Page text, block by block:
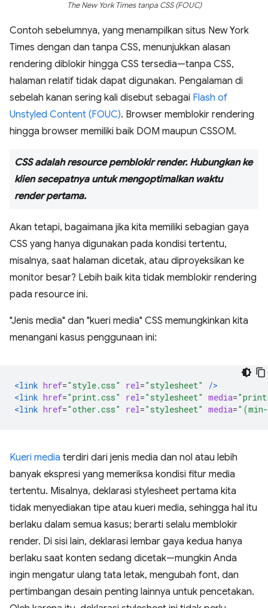
The New York Times tanpa CSS (FOUC)
Contoh sebelumnya, yang menampilkan situs New York
Times dengan dan tanpa CSS, menunjukkan alasan
rendering diblokir hingga CSS tersedia—tanpa CSS,
halaman relatif tidak dapat digunakan. Pengalaman di
sebelah kanan sering kali disebut sebagai Flash of
Unstyled Content (FOUC). Browser memblokir rendering
hingga browser memiliki baik DOM maupun CSSOM.
CSS adalah resource pemblokir render. Hubungkan ke
klien secepatnya untuk mengoptimalkan waktu
render pertama.
Akan tetapi, bagaimana jika kita memiliki sebagian gaya
CSS yang hanya digunakan pada kondisi tertentu,
misalnya, saat halaman dicetak, atau diproyeksikan ke
monitor besar? Lebih baik kita tidak memblokir rendering
pada resource ini.
"Jenis media" dan "kueri media" CSS memungkinkan kita
menangani kasus penggunaan ini:
<link href="style.css" rel="stylesheet"
/>
<link href="print.css" rel="stylesheet" media=
<link href="other.css" rel="stylesheet" media=
Kueri media terdiri dari jenis media dan nol atau lebih
banyak ekspresi yang memeriksa kondisi fitur media
tertentu. Misalnya, deklarasi stylesheet pertama kita
tidak menyediakan tipe atau kueri media, sehingga hal itu
berlaku dalam semua kasus; berarti selalu memblokir
render. Di sisi lain, deklarasi lembar gaya kedua hanya
berlaku saat konten sedang dicetak—mungkin Anda
ingin mengatur ulang tata letak, mengubah font, dan
pertimbangan desain penting lainnya untuk pencetakan.